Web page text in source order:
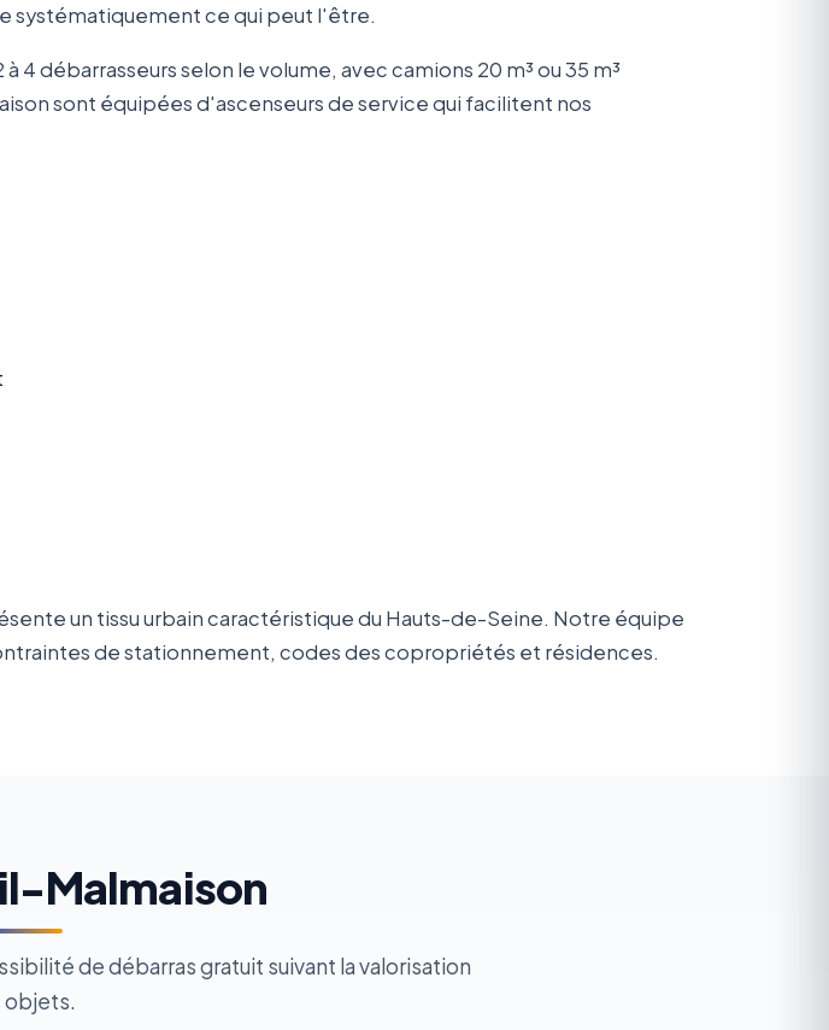
systématiquement ce qui peut l'être.
4 débarrasseurs selon le volume, avec camions 20 m³ ou 35 m³
sont équipées d'ascenseurs de service qui facilitent nos
un tissu urbain caractéristique du Hauts-de-Seine. Notre équipe
de stationnement, codes des copropriétés et résidences.
Malmaison
de débarras gratuit suivant la valorisation
objets.